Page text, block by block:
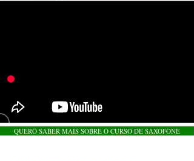
QUERO SABER MAIS SOBRE O CURSO DE SAXOFONE